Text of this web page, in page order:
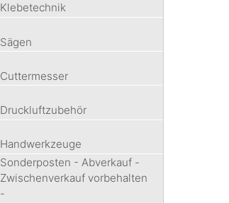
Klebetechnik
Sägen
Cuttermesser
Druckluftzubehör
Handwerkzeuge
Sonderposten - Abverkauf -
Zwischenverkauf vorbehalten
-